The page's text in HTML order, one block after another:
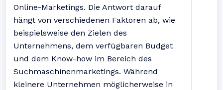
Online-Marketings. Die Antwort darauf
hängt von verschiedenen Faktoren ab, wie
beispielsweise den Zielen des
Unternehmens, dem verfügbaren Budget
und dem Know-how im Bereich des
Suchmaschinenmarketings. Während
kleinere Unternehmen möglicherweise in